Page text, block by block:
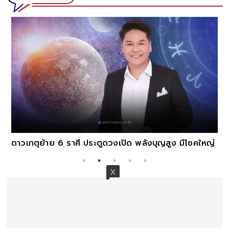
ดาวเกตุย้าย 6 ราศี ประตูดวงเปิด พลังบุญสูง มีโชคใหญ่